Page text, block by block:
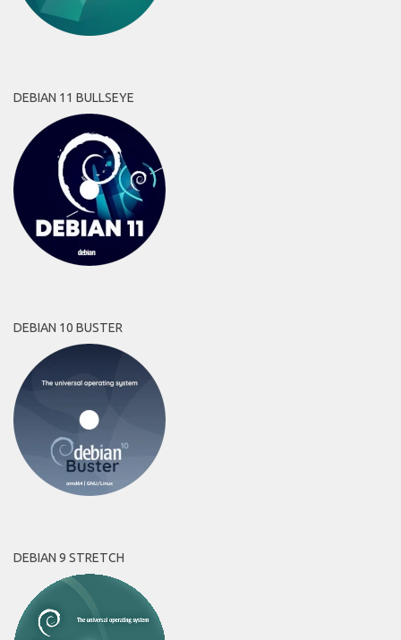
DEBIAN 11 BULLSEYE
DEBIAN 10 BUSTER
DEBIAN 9 STRETCH